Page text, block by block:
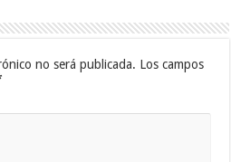
no será publicada. Los campos